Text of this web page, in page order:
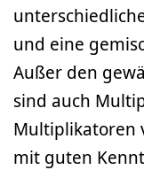
und eine
Außer den
sind auch
Multiplikatoren
mit guten